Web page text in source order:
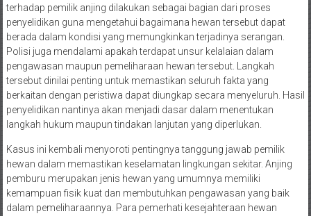
terhadap pemilik anjing dilakukan sebagai bagian dari proses
penyelidikan guna mengetahui bagaimana hewan tersebut dapat
berada dalam kondisi yang memungkinkan terjadinya serangan.
Polisi juga mendalami apakah terdapat unsur kelalaian dalam
pengawasan maupun pemeliharaan hewan tersebut. Langkah
tersebut dinilai penting untuk memastikan seluruh fakta yang
berkaitan dengan peristiwa dapat diungkap secara menyeluruh. Hasil
penyelidikan nantinya akan menjadi dasar dalam menentukan
langkah hukum maupun tindakan lanjutan yang diperlukan.
Kasus ini kembali menyoroti pentingnya tanggung jawab pemilik
hewan dalam memastikan keselamatan lingkungan sekitar. Anjing
pemburu merupakan jenis hewan yang umumnya memiliki
kemampuan fisik kuat dan membutuhkan pengawasan yang baik
dalam pemeliharaannya. Para pemerhati kesejahteraan hewan